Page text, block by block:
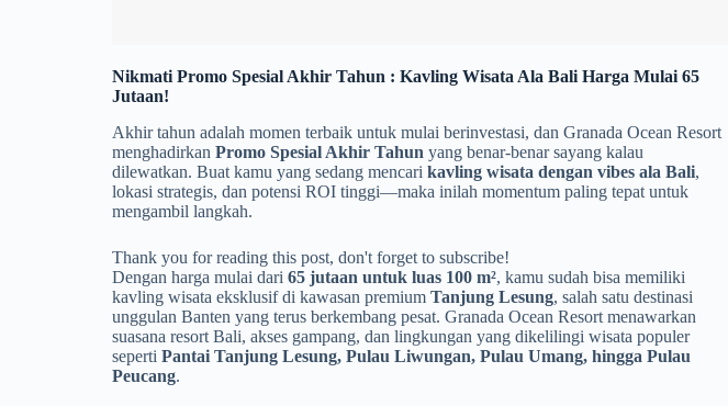
Nikmati Promo Spesial Akhir Tahun : Kavling Wisata Ala Bali Harga Mulai 65
Jutaan!
Akhir tahun adalah momen terbaik untuk mulai berinvestasi, dan Granada Ocean Resort
menghadirkan Promo Spesial Akhir Tahun yang benar-benar sayang kalau
dilewatkan. Buat kamu yang sedang mencari kavling wisata dengan vibes ala Bali,
lokasi strategis, dan potensi ROI tinggi—maka inilah momentum paling tepat untuk
mengambil langkah.
Thank you for reading this post, don't forget to subscribe!
Dengan harga mulai dari 65 jutaan untuk luas 100 m², kamu sudah bisa memiliki
kavling wisata eksklusif di kawasan premium Tanjung Lesung, salah satu destinasi
unggulan Banten yang terus berkembang pesat. Granada Ocean Resort menawarkan
suasana resort Bali, akses gampang, dan lingkungan yang dikelilingi wisata populer
seperti Pantai Tanjung Lesung, Pulau Liwungan, Pulau Umang, hingga Pulau
Peucang.